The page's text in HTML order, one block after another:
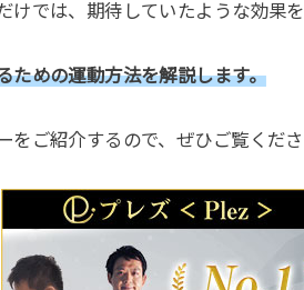
けでは、期待していたような効果
ための運動方法を解説します。
をご紹介するので、ぜひご覧くださ